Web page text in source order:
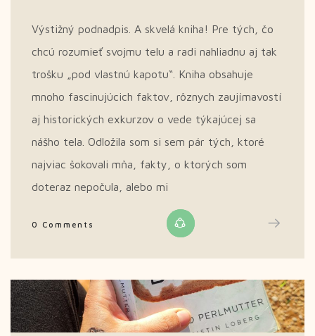
Výstižný podnadpis. A skvelá kniha! Pre tých, čo
chcú rozumieť svojmu telu a radi nahliadnu aj tak
trošku „pod vlastnú kapotu“. Kniha obsahuje
mnoho fascinujúcich faktov, rôznych zaujímavostí
aj historických exkurzov o vede týkajúcej sa
nášho tela. Odložila som si sem pár tých, ktoré
najviac šokovali mňa, fakty, o ktorých som
doteraz nepočula, alebo mi
0 Comments